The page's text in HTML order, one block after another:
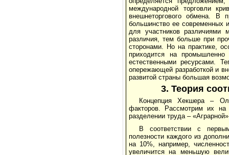
международной торговли
внешнеторгового обмена. В
большинство ее современных
для участников различиями
различия, тем больше при
сторонами. Но на практике,
приходится на промышленно
естественными ресурсами.
опережающей разработкой и
развитой страны большая
3. Теория
Концепция Хекшера –
факторов. Рассмотрим их
разделении труда –
В соответствии с
полезности каждого из
на 10%, например,
увеличится на меньшую